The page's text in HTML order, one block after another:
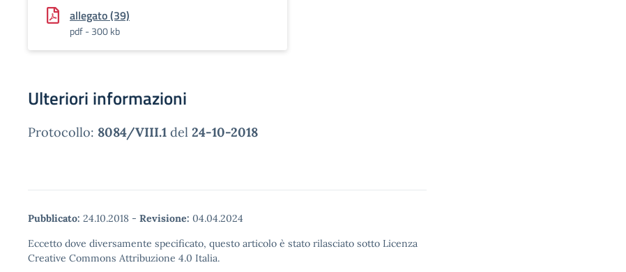
allegato (39)
pdf - 300 kb
Ulteriori informazioni
Protocollo: 8084/VIII.1 del 24-10-2018
Pubblicato: 24.10.2018 - Revisione: 04.04.2024
Eccetto dove diversamente specificato, questo articolo è stato rilasciato sotto Licenza
Creative Commons Attribuzione 4.0 Italia.